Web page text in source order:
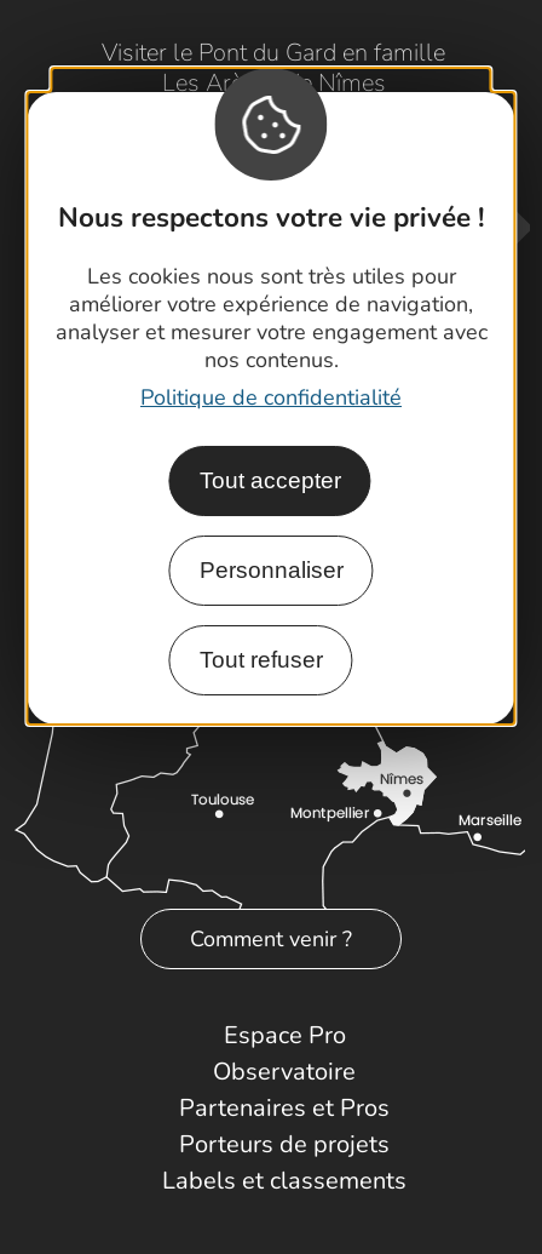
Nous respectons votre vie privée !
Les cookies nous sont très utiles pour
améliorer votre expérience de navigation,
analyser et mesurer votre engagement avec
nos contenus.
Politique de confidentialité
Tout accepter
Personnaliser
Tout refuser
Visiter le Pont du Gard en famille
Les Arènes de Nîmes
Escapade en Camargue
Randonnée en Cévennes
Contactez-nous !
Brochures
Cartoguides et Topoguides
Latitude Gard
Comment venir ?
Espace Pro
Observatoire
Partenaires et Pros
Porteurs de projets
Labels et classements